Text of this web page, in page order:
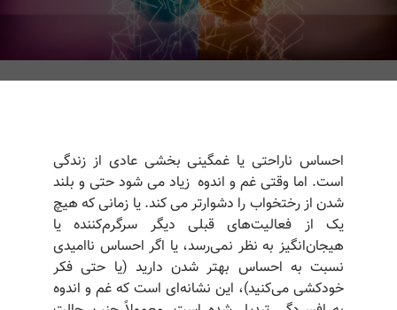
احساس ناراحتی یا غمگینی بخشی عادی از زندگی
است. اما وقتی غم و اندوه زیاد می شود حتی و بلند
شدن از رختخواب را دشوارتر می کند. یا زمانی که هیچ
یک از فعالیت‌های قبلی‌ دیگر سرگرم‌کننده یا
هیجان‌انگیز به نظر نمی‌رسد، یا اگر احساس ناامیدی
نسبت به احساس بهتر شدن دارید (یا حتی فکر
خودکشی می‌کنید)، این نشانه‌ای است که غم و اندوه